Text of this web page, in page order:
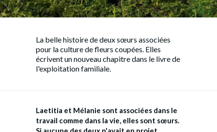
La belle histoire de deux sœurs associées
pour la culture de fleurs coupées. Elles
écrivent un nouveau chapitre dans le livre de
l'exploitation familiale.
Laetitia et Mélanie sont associées dans le
travail comme dans la vie, elles sont sœurs.